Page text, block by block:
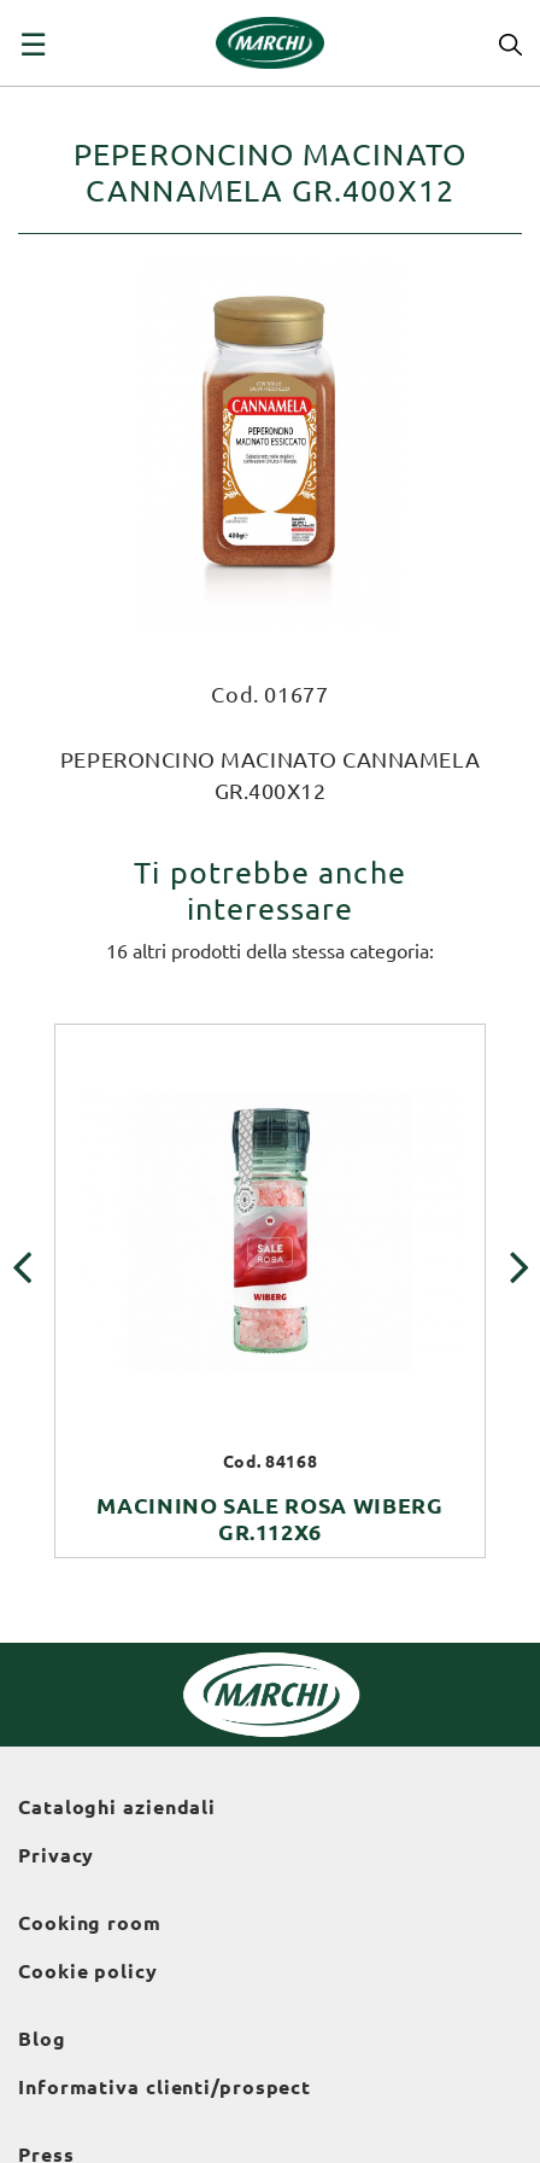
navigazione
☰
PEPERONCINO MACINATO
CANNAMELA GR.400X12
Cod. 01677
PEPERONCINO MACINATO CANNAMELA
GR.400X12
Ti potrebbe anche
interessare
16 altri prodotti della stessa categoria:
Cod. 84168
MACININO SALE ROSA WIBERG
GR.112X6
Cataloghi aziendali
Privacy
Cooking room
Cookie policy
Blog
Informativa clienti/prospect
Press